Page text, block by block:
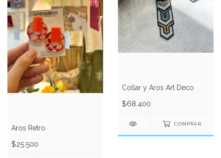
Aros Retro
$25.500
Collar y Aros Art Deco
$68.400
COMPRAR